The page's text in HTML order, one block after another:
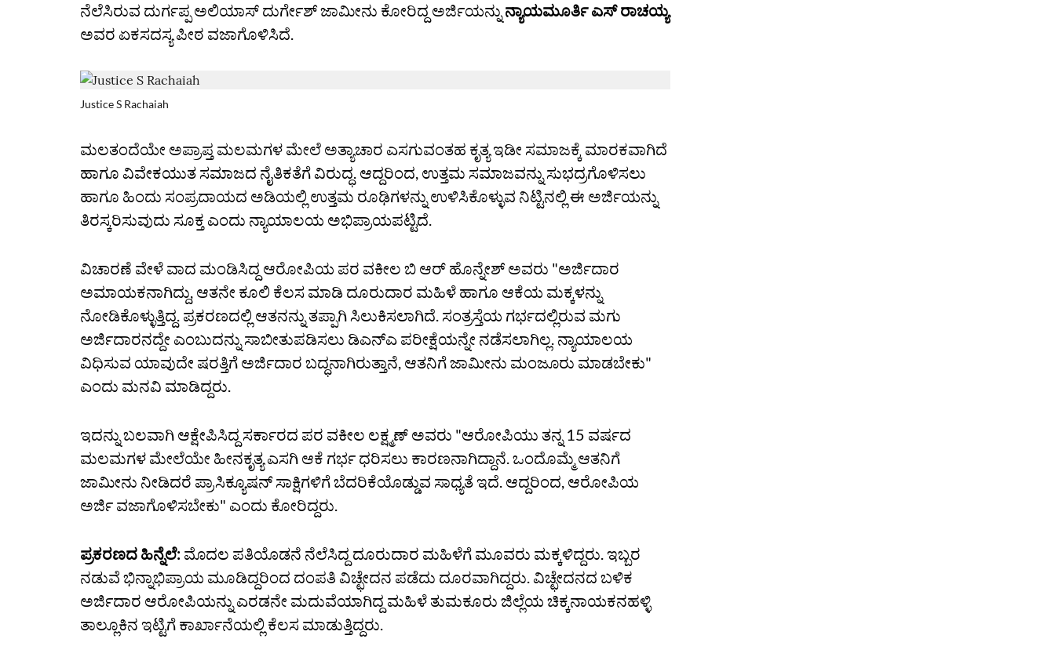
ನೆಲೆಸಿರುವ ದುರ್ಗಪ್ಪ ಅಲಿಯಾಸ್ ದುರ್ಗೇಶ್ ಜಾಮೀನು ಕೋರಿದ್ದ ಅರ್ಜಿಯನ್ನು ನ್ಯಾಯಮೂರ್ತಿ ಎಸ್ ರಾಚಯ್ಯ
ಅವರ ಏಕಸದಸ್ಯ ಪೀಠ ವಜಾಗೊಳಿಸಿದೆ.
Justice S Rachaiah
ಮಲತಂದೆಯೇ ಅಪ್ರಾಪ್ತ ಮಲಮಗಳ ಮೇಲೆ ಅತ್ಯಾಚಾರ ಎಸಗುವಂತಹ ಕೃತ್ಯ ಇಡೀ ಸಮಾಜಕ್ಕೆ ಮಾರಕವಾಗಿದೆ
ಹಾಗೂ ವಿವೇಕಯುತ ಸಮಾಜದ ನೈತಿಕತೆಗೆ ವಿರುದ್ಧ. ಆದ್ದರಿಂದ, ಉತ್ತಮ ಸಮಾಜವನ್ನು ಸುಭದ್ರಗೊಳಿಸಲು
ಹಾಗೂ ಹಿಂದು ಸಂಪ್ರದಾಯದ ಅಡಿಯಲ್ಲಿ ಉತ್ತಮ ರೂಢಿಗಳನ್ನು ಉಳಿಸಿಕೊಳ್ಳುವ ‌ನಿಟ್ಟಿನಲ್ಲಿ ಈ ಅರ್ಜಿಯನ್ನು
ತಿರಸ್ಕರಿಸುವುದು ಸೂಕ್ತ ಎಂದು ನ್ಯಾಯಾಲಯ ಅಭಿಪ್ರಾಯಪಟ್ಟಿದೆ.
ವಿಚಾರಣೆ ವೇಳೆ ವಾದ ಮಂಡಿಸಿದ್ದ ಆರೋಪಿಯ ಪರ ವಕೀಲ ಬಿ ಆರ್‌ ಹೊನ್ನೇಶ್‌ ಅವರು "ಅರ್ಜಿದಾರ
ಅಮಾಯಕನಾಗಿದ್ದು, ಆತನೇ ಕೂಲಿ ಕೆಲಸ ಮಾಡಿ ದೂರುದಾರ ಮಹಿಳೆ ಹಾಗೂ ಆಕೆಯ ಮಕ್ಕಳನ್ನು
ನೋಡಿಕೊಳ್ಳುತ್ತಿದ್ದ. ಪ್ರಕರಣದಲ್ಲಿ ಆತನನ್ನು ತಪ್ಪಾಗಿ ಸಿಲುಕಿಸಲಾಗಿದೆ. ಸಂತ್ರಸ್ತೆಯ ಗರ್ಭದಲ್ಲಿರುವ ಮಗು
ಅರ್ಜಿದಾರನದ್ದೇ‌ ಎಂಬುದನ್ನು ಸಾಬೀತುಪಡಿಸಲು ಡಿಎನ್‌ಎ ಪರೀಕ್ಷೆಯನ್ನೇ ನಡೆಸಲಾಗಿಲ್ಲ. ನ್ಯಾಯಾಲಯ
ವಿಧಿಸುವ ಯಾವುದೇ ಷರತ್ತಿಗೆ ಅರ್ಜಿದಾರ ಬದ್ಧನಾಗಿರುತ್ತಾನೆ, ಆತನಿಗೆ ಜಾಮೀನು ಮಂಜೂರು ಮಾಡಬೇಕು"
ಎಂದು ಮನವಿ ಮಾಡಿದ್ದರು.
ಇದನ್ನು ಬಲವಾಗಿ ಆಕ್ಷೇಪಿಸಿದ್ದ ಸರ್ಕಾರದ ಪರ ವಕೀಲ ಲಕ್ಷ್ಮಣ್‌ ಅವರು "ಆರೋಪಿಯು ತನ್ನ‌ 15 ವರ್ಷದ
ಮಲಮಗಳ ಮೇಲೆಯೇ ಹೀನಕೃತ್ಯ ಎಸಗಿ ಆಕೆ ಗರ್ಭ ಧರಿಸಲು ಕಾರಣನಾಗಿದ್ದಾನೆ. ಒಂದೊಮ್ಮೆ ಆತನಿಗೆ
ಜಾಮೀನು‌ ನೀಡಿದರೆ ಪ್ರಾಸಿಕ್ಯೂಷನ್ ಸಾಕ್ಷಿಗಳಿಗೆ ಬೆದರಿಕೆಯೊಡ್ಡುವ ಸಾಧ್ಯತೆ ಇದೆ. ಆದ್ದರಿಂದ, ಆರೋಪಿಯ
ಅರ್ಜಿ ವಜಾಗೊಳಿಸಬೇಕು" ಎಂದು ಕೋರಿದ್ದರು.
ಪ್ರಕರಣದ ಹಿನ್ನೆಲೆ: ಮೊದಲ ಪತಿಯೊಡನೆ ನೆಲೆಸಿದ್ದ ದೂರುದಾರ ಮಹಿಳೆಗೆ ಮೂವರು ಮಕ್ಕಳಿದ್ದರು. ಇಬ್ಬರ
ನಡುವೆ ಭಿನ್ನಾಭಿಪ್ರಾಯ ಮೂಡಿದ್ದರಿಂದ ದಂಪತಿ ವಿಚ್ಛೇದನ ಪಡೆದು ದೂರವಾಗಿದ್ದರು. ವಿಚ್ಛೇದನದ ಬಳಿಕ
ಅರ್ಜಿದಾರ ಆರೋಪಿಯನ್ನು ಎರಡನೇ ಮದುವೆಯಾಗಿದ್ದ ಮಹಿಳೆ ತುಮಕೂರು ಜಿಲ್ಲೆಯ ಚಿಕ್ಕನಾಯಕನಹಳ್ಳಿ
ತಾಲ್ಲೂಕಿನ ಇಟ್ಟಿಗೆ ಕಾರ್ಖಾನೆಯಲ್ಲಿ ಕೆಲಸ ಮಾಡುತ್ತಿದ್ದರು.